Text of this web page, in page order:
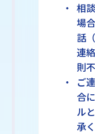
相
場
話
連
則
ご
合
ル
承